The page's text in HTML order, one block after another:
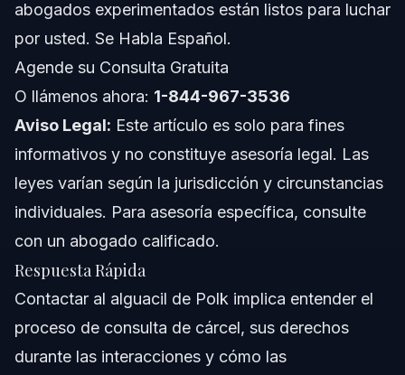
Conceptos a Nivel Nacional
Cuándo llamar a un abogado de inmediato
Acerca de Vasquez Law Firm
Confianza y Experiencia del Abogado
Preguntas Frecuentes
inmigración?
¿Cómo puedo hacer una consulta de cárcel con la
abogados experimentados están listos para luchar
por usted. Se Habla Español.
Agende su Consulta Gratuita
O llámenos ahora: 1-844-967-3536
Aviso Legal: Este artículo es solo para fines
informativos y no constituye asesoría legal. Las
leyes varían según la jurisdicción y circunstancias
individuales. Para asesoría específica, consulte
con un abogado calificado.
Respuesta Rápida
Contactar al alguacil de Polk implica entender el
proceso de consulta de cárcel, sus derechos
durante las interacciones y cómo las